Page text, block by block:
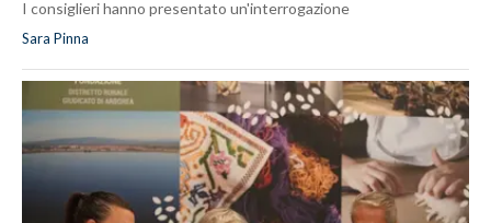
I consiglieri hanno presentato un'interrogazione
Sara Pinna